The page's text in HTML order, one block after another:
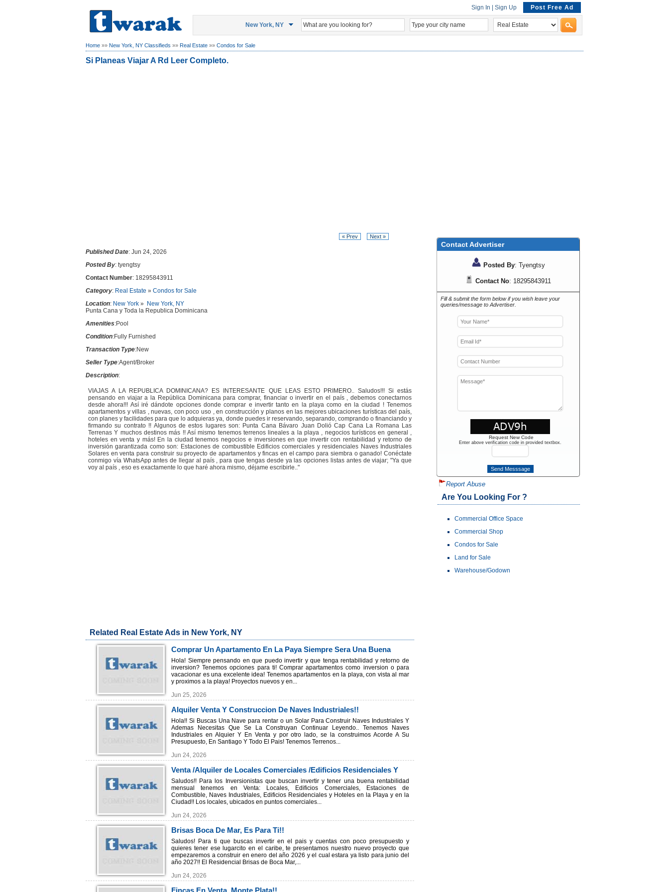
Sign In Sign Up Post Free Ad
New York, NY
Home »» New York, NY Classifieds »» Real Estate »» Condos for Sale
Si Planeas Viajar A Rd Leer Completo.
« Prev Next »
Published Date: Jun 24, 2026
Posted By: tyengtsy
Contact Number: 18295843911
Category: Real Estate » Condos for Sale
Location: New York » New York, NY
Punta Cana y Toda la Republica Dominicana
Amenities:Pool
Condition:Fully Furnished
Transaction Type:New
Seller Type:Agent/Broker
Description:
VIAJAS A LA REPUBLICA DOMINICANA? ES INTERESANTE QUE LEAS ESTO PRIMERO.. Saludos!!! Si estás
pensando en viajar a la República Dominicana para comprar, financiar o invertir en el país , debemos conectarnos
desde ahora!!! Así iré dándote opciones donde comprar e invertir tanto en la playa como en la ciudad ! Tenemos
apartamentos y villas , nuevas, con poco uso , en construcción y planos en las mejores ubicaciones turísticas del país,
con planes y facilidades para que lo adquieras ya, donde puedes ir reservando, separando, comprando o financiando y
firmando su contrato !! Algunos de estos lugares son: Punta Cana Bávaro Juan Dolió Cap Cana La Romana Las
Terrenas Y muchos destinos más !! Así mismo tenemos terrenos lineales a la playa , negocios turísticos en general ,
hoteles en venta y más! En la ciudad tenemos negocios e inversiones en que invertir con rentabilidad y retorno de
inversión garantizada como son: Estaciones de combustible Edificios comerciales y residenciales Naves Industriales
Solares en venta para construir su proyecto de apartamentos y fincas en el campo para siembra o ganado! Conéctate
conmigo vía WhatsApp antes de llegar al país , para que tengas desde ya las opciones listas antes de viajar; "Ya que
voy al país , eso es exactamente lo que haré ahora mismo, déjame escribirle.."
Related Real Estate Ads in New York, NY
Comprar Un Apartamento En La Paya Siempre Sera Una Buena
Idea!
Hola! Siempre pensando en que puedo invertir y que tenga rentabilidad y retorno de
inversion? Tenemos opciones para ti! Comprar apartamentos como inversion o para
vacacionar es una excelente idea! Tenemos apartamentos en la playa, con vista al mar
y proximos a la playa! Proyectos nuevos y en...
Jun 25, 2026
Alquiler Venta Y Construccion De Naves Industriales!!
Hola!! Si Buscas Una Nave para rentar o un Solar Para Construir Naves Industriales Y
Ademas Necesitas Que Se La Construyan Continuar Leyendo.. Tenemos Naves
Industriales en Alquier Y En Venta y por otro lado, se la construimos Acorde A Su
Presupuesto, En Santiago Y Todo El Pais! Tenemos Terrenos...
Jun 24, 2026
Venta /Alquiler de Locales Comerciales /Edificios Residenciales Y
Comerciales
Saludos!! Para los Inversionistas que buscan invertir y tener una buena rentabilidad
mensual tenemos en Venta: Locales, Edificios Comerciales, Estaciones de
Combustible, Naves Industriales, Edificios Residenciales y Hoteles en la Playa y en la
Ciudad!! Los locales, ubicados en puntos comerciales...
Jun 24, 2026
Brisas Boca De Mar, Es Para Ti!!
Saludos! Para ti que buscas invertir en el pais y cuentas con poco presupuesto y
quieres tener ese lugarcito en el caribe, te presentamos nuestro nuevo proyecto que
empezaremos a construir en enero del año 2026 y el cual estara ya listo para junio del
año 2027!! El Residencial Brisas de Boca Mar,...
Jun 24, 2026
Fincas En Venta, Monte Plata!!
Contact Advertiser
Posted By: Tyengtsy
Contact No: 18295843911
Fill & submit the form below if you wish leave your
queries/message to Advertiser.
Request New Code
Enter above verification code in provided textbox.
Report Abuse
Are You Looking For ?
Commercial Office Space
Commercial Shop
Condos for Sale
Land for Sale
Warehouse/Godown